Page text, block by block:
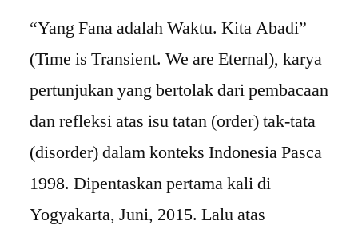
“Yang Fana adalah Waktu. Kita Abadi”
(Time is Transient. We are Eternal), karya
pertunjukan yang bertolak dari pembacaan
dan refleksi atas isu tatan (order) tak-tata
(disorder) dalam konteks Indonesia Pasca
1998. Dipentaskan pertama kali di
Yogyakarta, Juni, 2015. Lalu atas